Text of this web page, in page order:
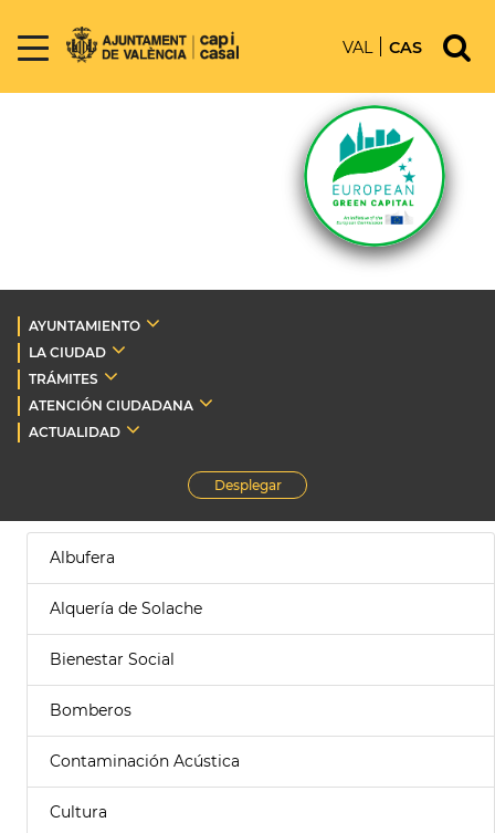
VAL CAS
AYUNTAMIENTO
LA CIUDAD
TRÁMITES
ATENCIÓN CIUDADANA
ACTUALIDAD
Desplegar
Albufera
Alquería de Solache
Bienestar Social
Bomberos
Contaminación Acústica
Cultura